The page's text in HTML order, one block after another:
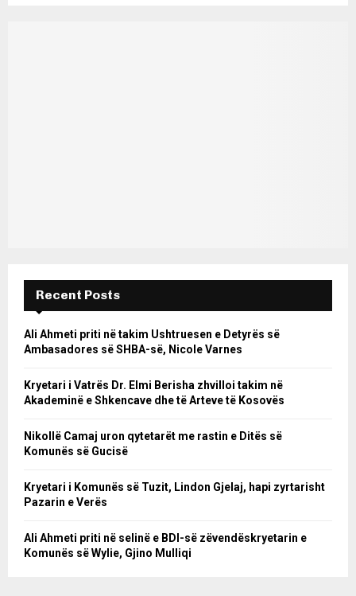
Recent Posts
Ali Ahmeti priti në takim Ushtruesen e Detyrës së
Ambasadores së SHBA-së, Nicole Varnes
Kryetari i Vatrës Dr. Elmi Berisha zhvilloi takim në
Akademinë e Shkencave dhe të Arteve të Kosovës
Nikollë Camaj uron qytetarët me rastin e Ditës së
Komunës së Gucisë
Kryetari i Komunës së Tuzit, Lindon Gjelaj, hapi zyrtarisht
Pazarin e Verës
Ali Ahmeti priti në selinë e BDI-së zëvendëskryetarin e
Komunës së Wylie, Gjino Mulliqi